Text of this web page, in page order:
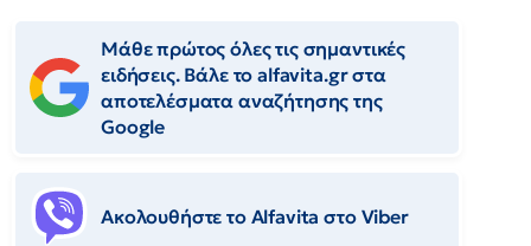
Μάθε πρώτος όλες τις σημαντικές
ειδήσεις. Βάλε το alfavita.gr στα
αποτελέσματα αναζήτησης της
Google
Ακολουθήστε το Αlfavita στο Viber